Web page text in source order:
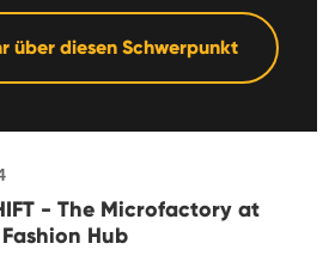
über diesen Schwerpunkt
- The Microfactory at
Hub